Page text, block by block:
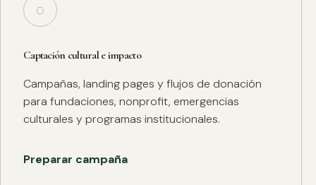
◌
Captación cultural e impacto
Campañas, landing pages y flujos de donación
para fundaciones, nonprofit, emergencias
culturales y programas institucionales.
Preparar campaña